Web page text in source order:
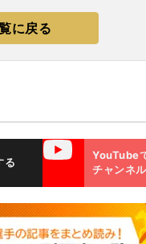
に戻る
る
YouTube
YouTube
チャンネ